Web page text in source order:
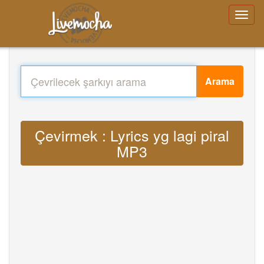
Arama
Çevirmek : Lyrics yg lagi piral
MP3